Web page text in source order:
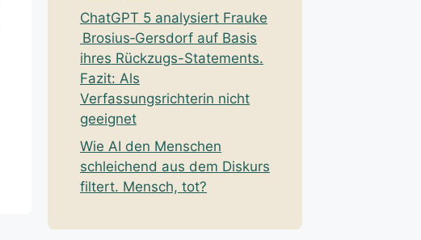
ChatGPT 5 analysiert Frauke
Brosius‑Gersdorf auf Basis
ihres Rückzugs-Statements.
Fazit: Als
Verfassungsrichterin nicht
geeignet
Wie AI den Menschen
schleichend aus dem Diskurs
filtert. Mensch, tot?